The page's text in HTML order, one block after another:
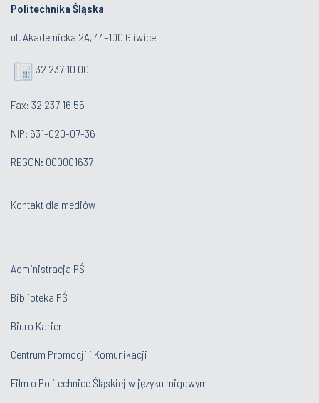
Politechnika Śląska
ul. Akademicka 2A, 44-100 Gliwice
32 237 10 00
Fax: 32 237 16 55
NIP: 631-020-07-36
REGON: 000001637
Kontakt dla mediów
Administracja PŚ
Biblioteka PŚ
Biuro Karier
Centrum Promocji i Komunikacji
Film o Politechnice Śląskiej w języku migowym